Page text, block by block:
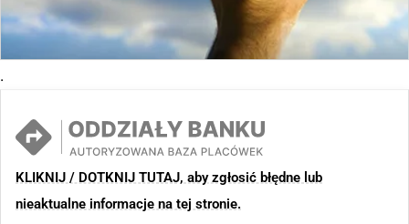
.
KLIKNIJ / DOTKNIJ TUTAJ, aby zgłosić błędne lub
nieaktualne informacje na tej stronie.